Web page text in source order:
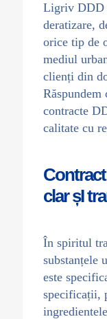
Ligriv DDD
deratizare,
orice tip de
mediul
clienți din
contracte
calitate cu
clar șI
În spiritul
substanțele
este
specificații,